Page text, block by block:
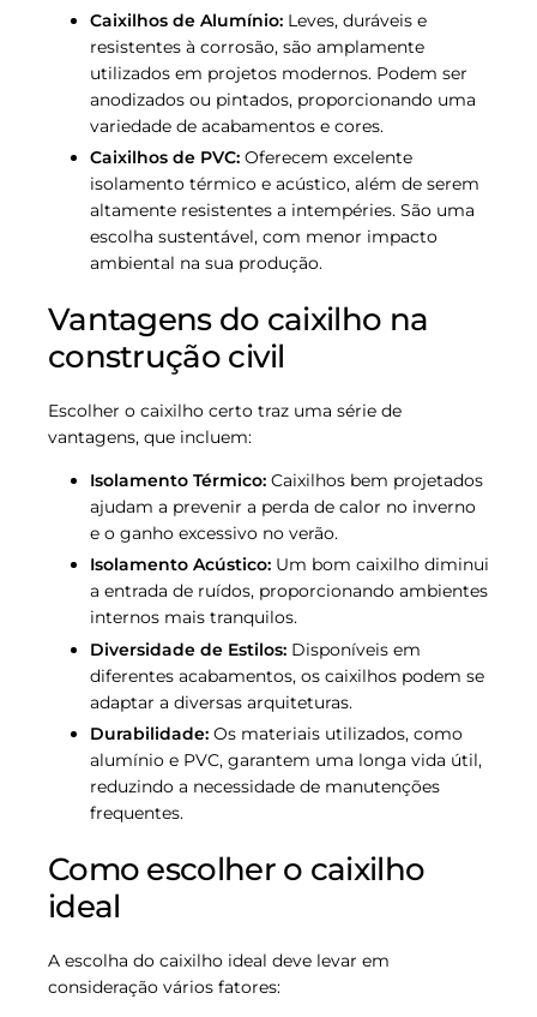
Caixilhos de Alumínio: Leves, duráveis e
resistentes à corrosão, são amplamente
utilizados em projetos modernos. Podem ser
anodizados ou pintados, proporcionando uma
variedade de acabamentos e cores.
Caixilhos de PVC: Oferecem excelente
isolamento térmico e acústico, além de serem
altamente resistentes a intempéries. São uma
escolha sustentável, com menor impacto
ambiental na sua produção.
Vantagens do caixilho na
construção civil
Escolher o caixilho certo traz uma série de
vantagens, que incluem:
Isolamento Térmico: Caixilhos bem projetados
ajudam a prevenir a perda de calor no inverno
e o ganho excessivo no verão.
Isolamento Acústico: Um bom caixilho diminui
a entrada de ruídos, proporcionando ambientes
internos mais tranquilos.
Diversidade de Estilos: Disponíveis em
diferentes acabamentos, os caixilhos podem se
adaptar a diversas arquiteturas.
Durabilidade: Os materiais utilizados, como
alumínio e PVC, garantem uma longa vida útil,
reduzindo a necessidade de manutenções
frequentes.
Como escolher o caixilho
ideal
A escolha do caixilho ideal deve levar em
consideração vários fatores: